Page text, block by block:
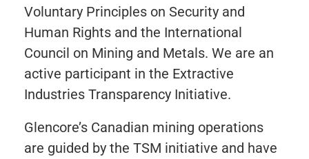
Voluntary Principles on Security and
Human Rights and the International
Council on Mining and Metals. We are an
active participant in the Extractive
Industries Transparency Initiative.
Glencore’s Canadian mining operations
are guided by the TSM initiative and have